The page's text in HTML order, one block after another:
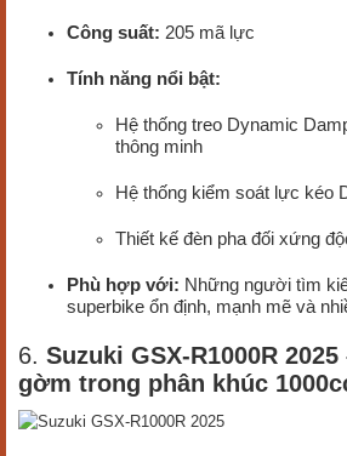
Công suất: 205 mã lực
Tính năng nổi bật:
Hệ thống treo Dynamic
thông minh
Hệ thống kiểm soát lực kéo
Thiết kế đèn pha đối xứng
Phù hợp với: Những người tìm
superbike ổn định, mạnh mẽ và
6. Suzuki GSX-R1000R
gờm trong phân khúc